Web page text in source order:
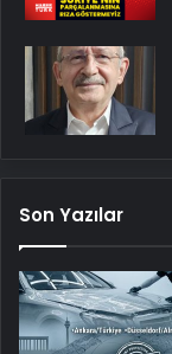
Son Yazılar